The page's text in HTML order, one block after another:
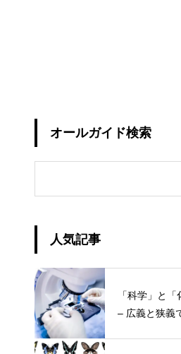
オールガイド検索
人気記事
「科学」と
– 広義と狭義